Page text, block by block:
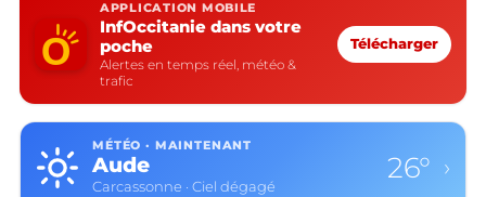
APPLICATION MOBILE
InfOccitanie dans votre
poche
Alertes en temps réel, météo &
trafic
Télécharger
MÉTÉO · MAINTENANT
Aude
Carcassonne · Ciel dégagé
26° ›